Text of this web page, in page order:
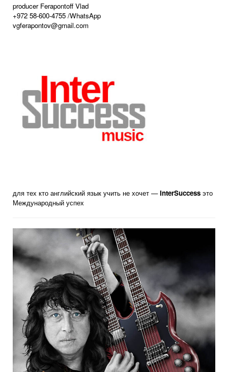
producer Ferapontoff Vlad
+972 58-600-4755 /WhatsApp
vgferapontov@gmail.com
для тех кто английский язык учить не хочет —InterSuccess это
Международный успех